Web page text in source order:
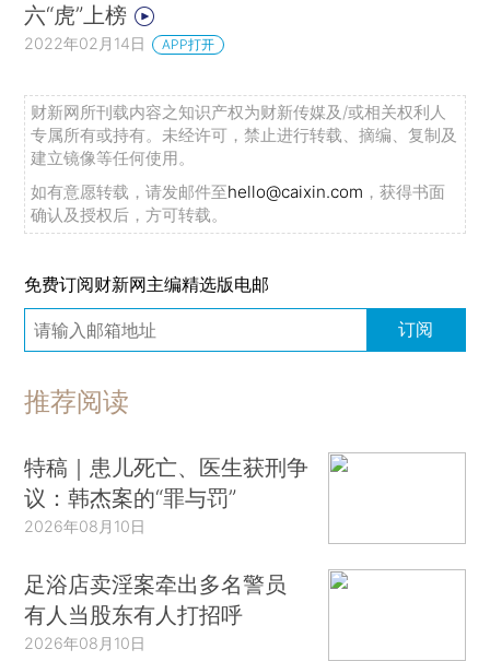
六“虎”上榜
2022年02月14日 APP打开
财新网所刊载内容之知识产权为财新传媒及/或相关权利人
专属所有或持有。未经许可，禁止进行转载、摘编、复制及
建立镜像等任何使用。
如有意愿转载，请发邮件至hello@caixin.com ，获得书面
确认及授权后，方可转载。
免费订阅财新网主编精选版电邮
订阅
推荐阅读
特稿｜患儿死亡、医生获刑争
议：韩杰案的“罪与罚”
2026年08月10日
足浴店卖淫案牵出多名警员
有人当股东有人打招呼
2026年08月10日